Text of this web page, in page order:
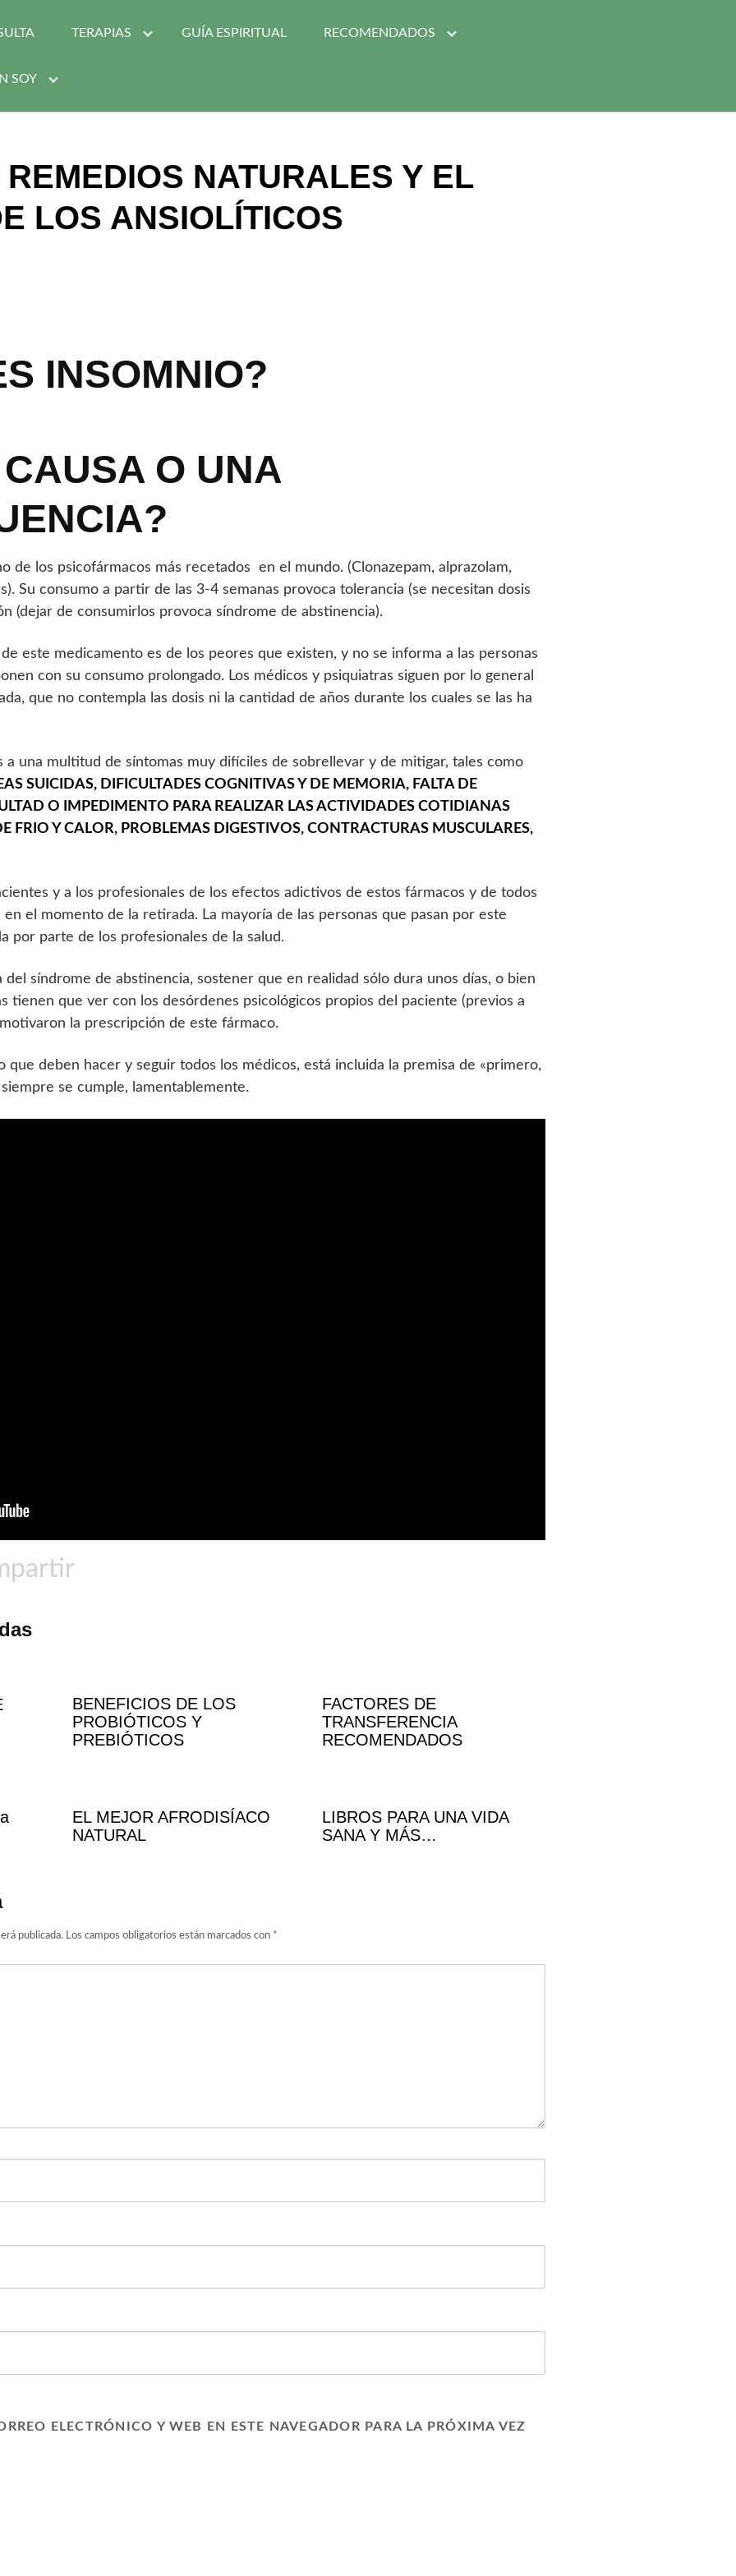
TERAPIAS GUÍA ESPIRITUAL RECOMENDADOS
SOY
NATURALES Y EL
LOS ANSIOLÍTICOS
INSOMNIO?
O UNA
de los psicofármacos más recetados en el mundo. (Clonazepam, alprazolam,
Su consumo a partir de las 3-4 semanas provoca tolerancia (se necesitan dosis
(dejar de consumirlos provoca síndrome de abstinencia).
de este medicamento es de los peores que existen, y no se informa a las personas
con su consumo prolongado. Los médicos y psiquiatras siguen por lo general
que no contempla las dosis ni la cantidad de años durante los cuales se las ha
a una multitud de síntomas muy difíciles de sobrellevar y de mitigar, tales como
SUICIDAS, DIFICULTADES COGNITIVAS Y DE MEMORIA, FALTA DE
O IMPEDIMENTO PARA REALIZAR LAS ACTIVIDADES COTIDIANAS
FRIO Y CALOR, PROBLEMAS DIGESTIVOS, CONTRACTURAS MUSCULARES,
y a los profesionales de los efectos adictivos de estos fármacos y de todos
en el momento de la retirada. La mayoría de las personas que pasan por este
por parte de los profesionales de la salud.
del síndrome de abstinencia, sostener que en realidad sólo dura unos días, o bien
tienen que ver con los desórdenes psicológicos propios del paciente (previos a
la prescripción de este fármaco.
que deben hacer y seguir todos los médicos, está incluida la premisa de «primero,
se cumple, lamentablemente.
BENEFICIOS DE LOS
PROBIÓTICOS Y
PREBIÓTICOS
FACTORES DE
TRANSFERENCIA
RECOMENDADOS
EL MEJOR AFRODISÍACO
NATURAL
LIBROS PARA UNA VIDA
SANA Y MÁS…
publicada. Los campos obligatorios están marcados con *
ELECTRÓNICO Y WEB EN ESTE NAVEGADOR PARA LA PRÓXIMA VEZ